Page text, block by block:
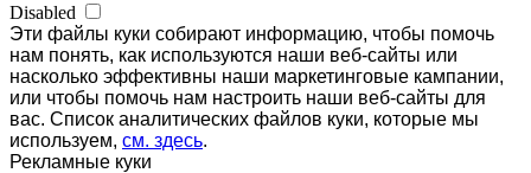
Disabled
Эти файлы куки собирают информацию, чтобы помочь
нам понять, как используются наши веб-сайты или
насколько эффективны наши маркетинговые кампании,
или чтобы помочь нам настроить наши веб-сайты для
вас. Список аналитических файлов куки, которые мы
используем, см. здесь.
Рекламные куки